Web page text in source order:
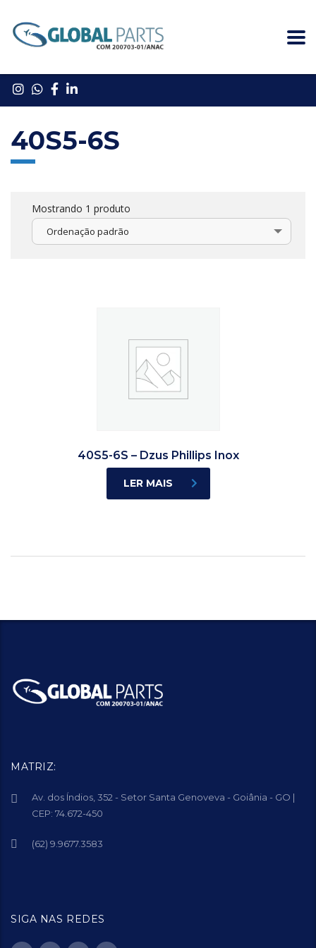
40S5-6S
Mostrando 1 produto
Ordenação padrão
40S5-6S – Dzus Phillips Inox
LER MAIS
MATRIZ:
Av. dos Índios, 352 - Setor Santa Genoveva - Goiânia - GO |
CEP: 74.672-450
(62) 9.9677.3583
SIGA NAS REDES